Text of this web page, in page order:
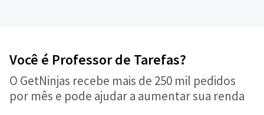
Você é Professor de Tarefas?
O GetNinjas recebe mais de 250 mil pedidos
por mês e pode ajudar a aumentar sua renda